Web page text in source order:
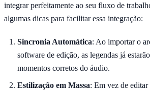
integrar perfeitamente ao seu fluxo de
algumas dicas para facilitar essa integração:
Sincronia Automática: Ao importar o
software de edição, as legendas já
momentos corretos do áudio.
Estilização em Massa: Em vez de editar